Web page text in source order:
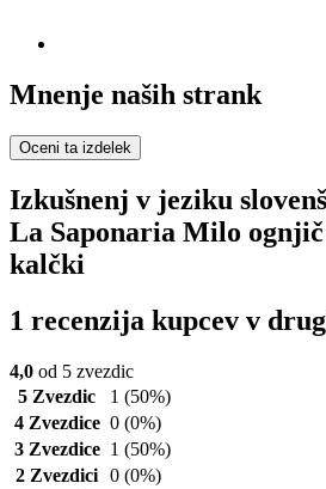
Mnenje naših strank
Oceni ta izdelek
Izkušnenj v jeziku
La Saponaria Milo
kalčki
1 recenzija kupcev v
4,0 od 5 zvezdic
5 Zvezdic
1 (50%)
4 Zvezdice 0 (0%)
3 Zvezdice 1 (50%)
2 Zvezdici 0 (0%)